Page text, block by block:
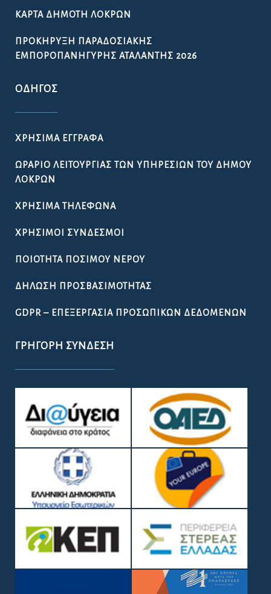
ΚΆΡΤΑ ΔΗΜΌΤΗ ΛΟΚΡΏΝ
ΠΡΟΚΉΡΥΞΗ ΠΑΡΑΔΟΣΙΑΚΉΣ
ΕΜΠΟΡΟΠΑΝΉΓΥΡΗΣ ΑΤΑΛΆΝΤΗΣ 2026
ΟΔΗΓΌΣ
ΧΡΉΣΙΜΑ ΈΓΓΡΑΦΑ
ΩΡΆΡΙΟ ΛΕΙΤΟΥΡΓΊΑΣ ΤΩΝ ΥΠΗΡΕΣΙΏΝ ΤΟΥ ΔΉΜΟΥ
ΛΟΚΡΏΝ
ΧΡΉΣΙΜΑ ΤΗΛΈΦΩΝΑ
ΧΡΉΣΙΜΟΙ ΣΎΝΔΕΣΜΟΙ
ΠΟΙΌΤΗΤΑ ΠΌΣΙΜΟΥ ΝΕΡΟΎ
ΔΉΛΩΣΗ ΠΡΟΣΒΑΣΙΜΌΤΗΤΑΣ
GDPR – ΕΠΕΞΕΡΓΑΣΙΑ ΠΡΟΣΩΠΙΚΩΝ ΔΕΔΟΜΕΝΩΝ
ΓΡΉΓΟΡΗ ΣΎΝΔΕΣΗ